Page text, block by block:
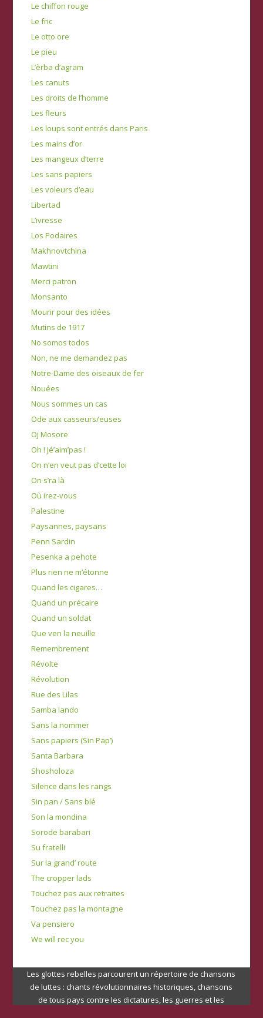
Le chiffon rouge
Le fric
Le otto ore
Le pieu
L’èrba d’agram
Les canuts
Les droits de l’homme
Les fleurs
Les loups sont entrés dans Paris
Les mains d’or
Les mangeux d’terre
Les sans papiers
Les voleurs d’eau
Libertad
L’ivresse
Los Podaires
Makhnovtchina
Mawtini
Merci patron
Monsanto
Mourir pour des idées
Mutins de 1917
No somos todos
Non, ne me demandez pas
Notre-Dame des oiseaux de fer
Nouées
Nous sommes un cas
Ode aux casseurs/euses
Oj Mosore
Oh ! Jé’aim’pas !
On n’en veut pas d’cette loi
On s’ra là
Où irez-vous
Palestine
Paysannes, paysans
Penn Sardin
Pesenka a pehote
Plus rien ne m’étonne
Quand les cigares…
Quand un précaire
Quand un soldat
Que ven la neuille
Remembrement
Révolte
Révolution
Rue des Lilas
Samba lando
Sans la nommer
Sans papiers (Sin Pap’)
Santa Barbara
Shosholoza
Silence dans les rangs
Sin pan / Sans blé
Son la mondina
Sorode barabari
Su fratelli
Sur la grand’ route
The cropper lads
Touchez pas aux retraites
Touchez pas la montagne
Va pensiero
We will rec you
Les glottes rebelles parcourent un répertoire de chansons
de luttes : chants révolutionnaires historiques, chansons
de tous pays contre les dictatures, les guerres et les